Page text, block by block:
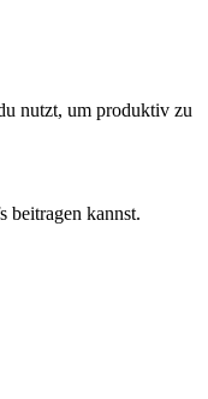
nutzt, um produktiv zu
beitragen kannst.